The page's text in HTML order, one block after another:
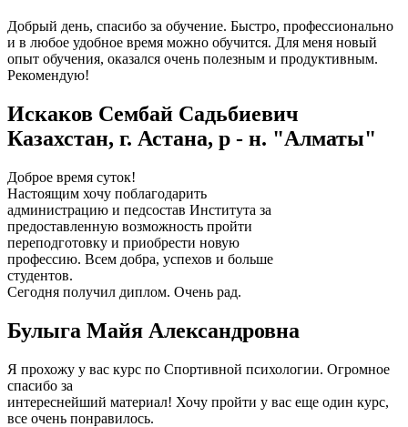
Добрый день, спасибо за обучение. Быстро, профессионально
и в любое удобное время можно обучится. Для меня новый
опыт обучения, оказался очень полезным и продуктивным.
Рекомендую!
Искаков Сембай Садьбиевич
Казахстан, г. Астана, р - н. "Алматы"
Доброе время суток!
Настоящим хочу поблагодарить
администрацию и педсостав Института за
предоставленную возможность пройти
переподготовку и приобрести новую
профессию. Всем добра, успехов и больше
студентов.
Сегодня получил диплом. Очень рад.
Булыга Майя Александровна
Я прохожу у вас курс по Спортивной психологии. Огромное
спасибо за
интереснейший материал! Хочу пройти у вас еще один курс,
все очень понравилось.